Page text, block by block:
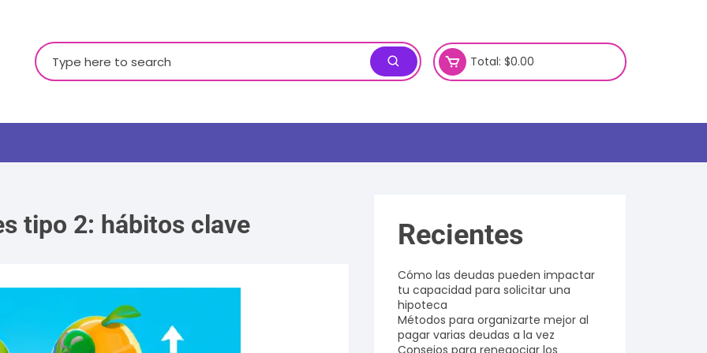
Buscar:
Total: $0.00
tipo 2: hábitos clave Recientes
Cómo las deudas pueden impactar
tu capacidad para solicitar una
hipoteca
Métodos para organizarte mejor al
pagar varias deudas a la vez
Consejos para renegociar los